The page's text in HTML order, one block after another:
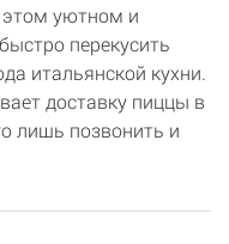
этом уютном и
перекусить
итальянской кухни.
доставку пиццы в
лишь позвонить и